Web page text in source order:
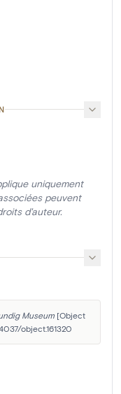
uniquement
peuvent
d'auteur.
Museum [Object
object.161320